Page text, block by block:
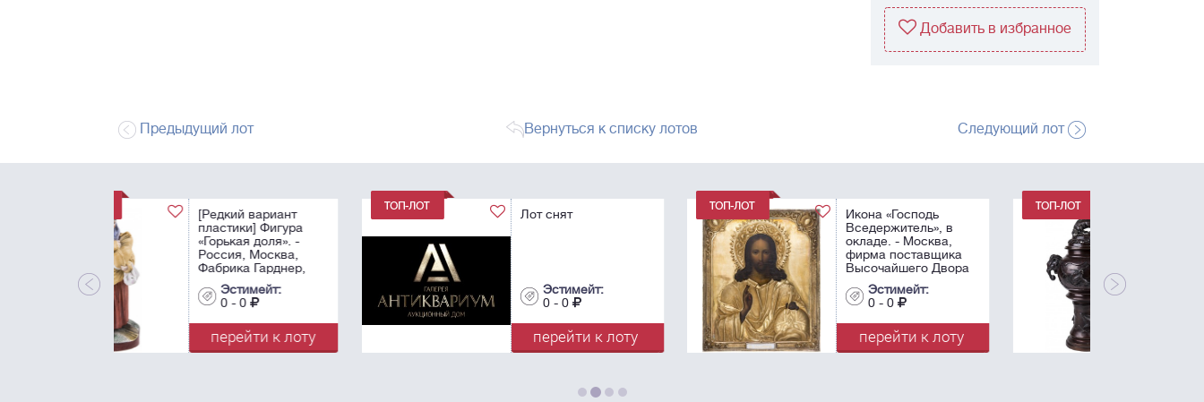
Добавить в избранное
Предыдущий лот Вернуться к списку лотов Следующий лот
Лот снят
перейти к лоту
Вседержитель», в
окладе. - Москва,
фирма поставщика
Высочайшего Двора
И. Сазикова, 1853. -
перейти к лоту
Ваза-курильница
(коро). - Китай, XIX
век. - Высота: 45 см
(с крышкой).
перейти к лоту